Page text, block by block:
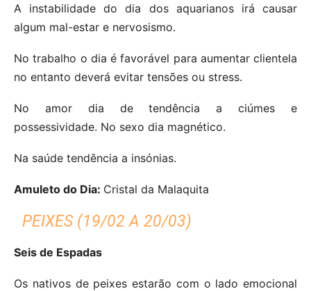
A instabilidade do dia dos aquarianos irá causar
algum mal-estar e nervosismo.
No trabalho o dia é favorável para aumentar clientela
no entanto deverá evitar tensões ou stress.
No amor dia de tendência a ciúmes e
possessividade. No sexo dia magnético.
Na saúde tendência a insónias.
Amuleto do Dia: Cristal da Malaquita
PEIXES (19/02 A 20/03)
Seis de Espadas
Os nativos de peixes estarão com o lado emocional